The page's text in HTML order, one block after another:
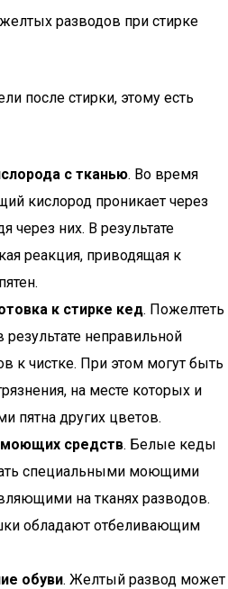
разводов при стирке
после стирки, этому есть
с тканью. Во время
кислород проникает через
через них. В результате
реакция, приводящая к
к стирке кед. Пожелтеть
неправильной
к чистке. При этом могут быть
на месте которых и
пятна других цветов.
средств. Белые кеды
специальными моющими
на тканях разводов.
обладают отбеливающим
обуви. Желтый развод может